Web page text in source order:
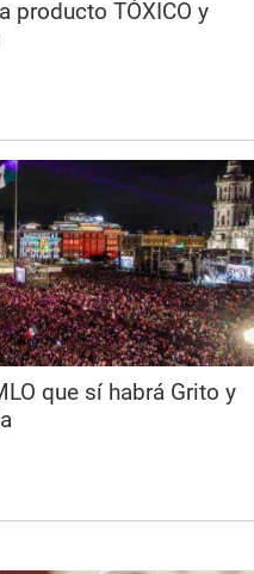
producto TÓXICO y
que sí habrá Grito y